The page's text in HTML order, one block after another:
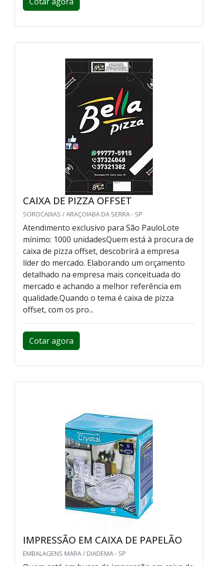
CAIXA DE PIZZA OFFSET
SOROCAIXAS / ARAÇOIABA DA SERRA - SP
Atendimento exclusivo para São PauloLote
mínimo: 1000 unidadesQuem está à procura de
caixa de pizza offset, descobrirá a empresa
líder do mercado. Elaborando um orçamento
detalhado na empresa mais conceituada do
mercado e achando a melhor referência em
qualidade.Quando o tema é caixa de pizza
offset, com os pro...
Cotar agora
IMPRESSÃO EM CAIXA DE PAPELÃO
EMBALAGENS MARA / DIADEMA - SP